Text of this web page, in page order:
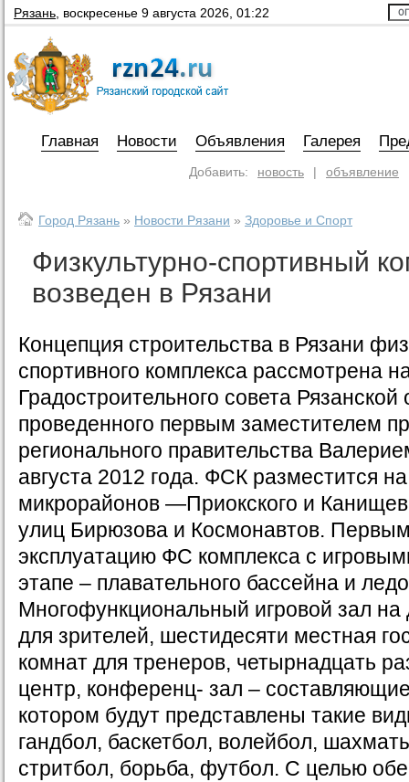
Рязань воскресенье 9 августа 2026, 01:22
Главная Новости Объявления Галерея
Добавить: новость | объявление
Город Рязань » Новости Рязани » Здоровье и Спорт
Физкультурно-спортивный
возведен в Рязани
Концепция строительства в Рязани
спортивного комплекса рассмотрена
Градостроительного совета Рязанской
проведенного первым заместителем
регионального правительства
августа 2012 года. ФСК разместится
микрорайонов —Приокского и
улиц Бирюзова и Космонавтов.
эксплуатацию ФС комплекса с
этапе – плавательного бассейна и
Многофункциональный игровой зал на
для зрителей, шестидесяти местная
комнат для тренеров, четырнадцать
центр, конференц- зал –
котором будут представлены такие
гандбол, баскетбол, волейбол,
стритбол, борьба, футбол. С целью